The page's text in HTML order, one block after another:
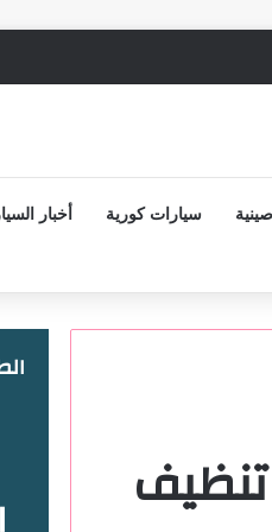
سيارات كورية أخبار